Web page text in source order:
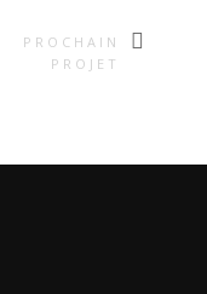
PROCHAIN
PROJET